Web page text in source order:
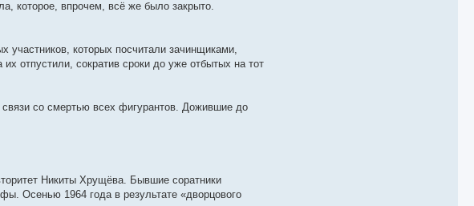
которое, впрочем, всё же было закрыто.
участников, которых посчитали зачинщиками,
отпустили, сократив сроки до уже отбытых на тот
со смертью всех фигурантов. Дожившие до
Никиты Хрущёва. Бывшие соратники
Осенью 1964 года в результате «дворцового